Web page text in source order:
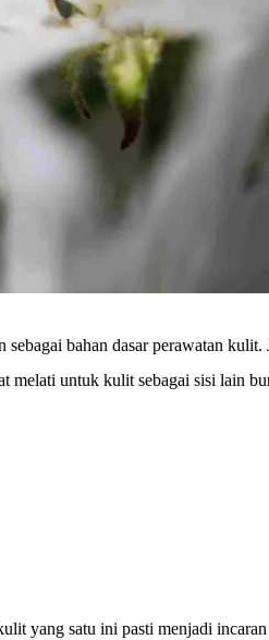
bahan dasar perawatan
melati untuk kulit sebagai sisi lain
yang satu ini pasti menjadi